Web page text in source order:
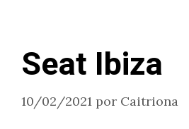
Seat Ibiza
10/02/2021 por Caitriona